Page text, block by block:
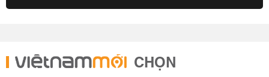
CHỌN